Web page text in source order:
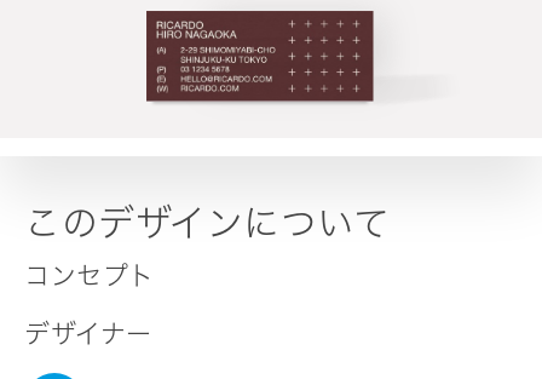
このデザインについて
コンセプト
デザイナー